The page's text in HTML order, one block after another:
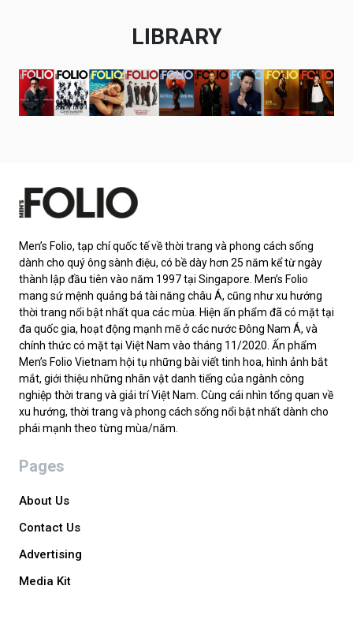
LIBRARY
Men’s Folio, tạp chí quốc tế về thời trang và phong cách sống
dành cho quý ông sành điệu, có bề dày hơn 25 năm kể từ ngày
thành lập đầu tiên vào năm 1997 tại Singapore. Men’s Folio
mang sứ mệnh quảng bá tài năng châu Á, cũng như xu hướng
thời trang nổi bật nhất qua các mùa. Hiện ấn phẩm đã có mặt tại
đa quốc gia, hoạt động mạnh mẽ ở các nước Đông Nam Á, và
chính thức có mặt tại Việt Nam vào tháng 11/2020. Ấn phẩm
Men’s Folio Vietnam hội tụ những bài viết tinh hoa, hình ảnh bắt
mắt, giới thiệu những nhân vật danh tiếng của ngành công
nghiệp thời trang và giải trí Việt Nam. Cùng cái nhìn tổng quan về
xu hướng, thời trang và phong cách sống nổi bật nhất dành cho
phái mạnh theo từng mùa/năm.
Pages
About Us
Contact Us
Advertising
Media Kit